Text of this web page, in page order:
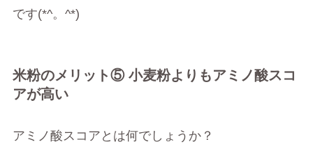
です(*^。^*)
米粉のメリット⑤ 小麦粉よりもアミノ酸スコ
アが高い
アミノ酸スコアとは何でしょうか？